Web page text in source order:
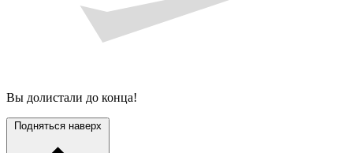
Вы долистали до конца!